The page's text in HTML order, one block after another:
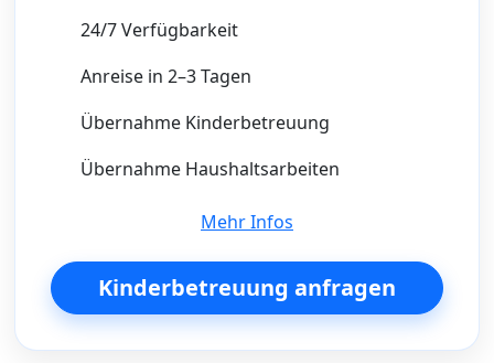
24/7 Verfügbarkeit
Anreise in 2–3 Tagen
Übernahme Kinderbetreuung
Übernahme Haushaltsarbeiten
Mehr Infos
Kinderbetreuung anfragen